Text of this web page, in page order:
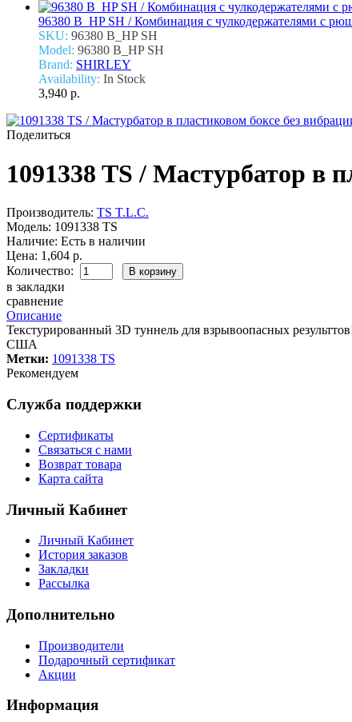
96380 B_HP SH / Комбинация с чулкодержателями с
SKU: 96380 B_HP SH
Model: 96380 B_HP SH
Brand: SHIRLEY
Availability: In Stock
3,940 р.
Поделиться
1091338 TS / Мастурбатор в
Производитель: TS T.L.C.
Модель: 1091338 TS
Наличие: Есть в наличии
Цена: 1,604 р.
Количество:
в закладки
сравнение
Описание
Текстурированный 3D туннель для взрывоопасных
США
Метки: 1091338 TS
Рекомендуем
Служба поддержки
Сертификаты
Связаться с нами
Возврат товара
Карта сайта
Личный Кабинет
Личный Кабинет
История заказов
Закладки
Рассылка
Дополнительно
Производители
Подарочный сертификат
Акции
Информация